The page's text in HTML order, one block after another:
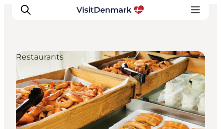
Inspirations
Destinations
Quoi faire
Hébergements
Restaurants